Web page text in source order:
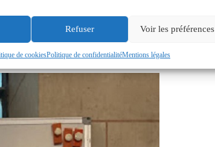
Refuser Voir les préférences
de cookiesPolitique de confidentialitéMentions légales
organisé par nos voisins et amis de